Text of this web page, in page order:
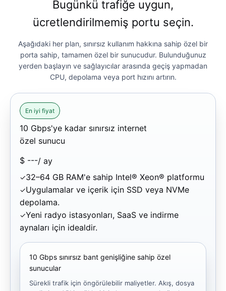
Bugünkü trafiğe uygun,
ücretlendirilmemiş portu seçin.
Aşağıdaki her plan, sınırsız kullanım hakkına sahip özel bir
porta sahip, tamamen özel bir sunucudur. Bulunduğunuz
yerden başlayın ve sağlayıcılar arasında geçiş yapmadan
CPU, depolama veya port hızını artırın.
En iyi fiyat
10 Gbps'ye kadar sınırsız internet
özel sunucu
$ ---/ ay
32–64 GB RAM'e sahip Intel® Xeon® platformu
Uygulamalar ve içerik için SSD veya NVMe
depolama.
Yeni radyo istasyonları, SaaS ve indirme
aynaları için idealdir.
10 Gbps sınırsız bant genişliğine sahip özel
sunucular
Sürekli trafik için öngörülebilir maliyetler. Akış, dosya